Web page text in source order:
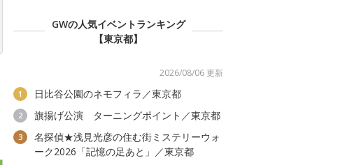
GWの人気イベントランキング
【東京都】
2026/08/06 更新
1 日比谷公園のネモフィラ／東京都
2 旗揚げ公演 ターニングポイント／東京都
3
名探偵★浅見光彦の住む街ミステリーウォ
ーク2026「記憶の足あと」／東京都